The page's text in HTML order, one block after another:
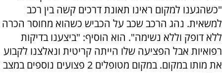
"כשהגענו למקום ראינו תאונת דרכים קשה בין רכב
למשאית. נהג הרכב שכב על הכביש כשהוא מחוסר הכרה
ללא דופק וללא נשימה". הוא הוסיף: "ביצענו בדיקות
רפואיות אבל הפציעה שלו הייתה קריטית ונאלצנו לקבוע
את מותו במקום. במקום מטופלים 2 פצועים נוספים במצב